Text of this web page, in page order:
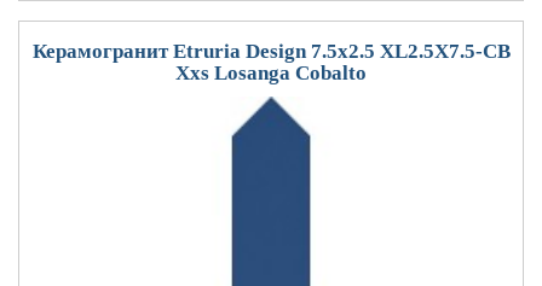
Керамогранит Etruria Design 7.5x2.5 XL2.5X7.5-CB
Xxs Losanga Cobalto